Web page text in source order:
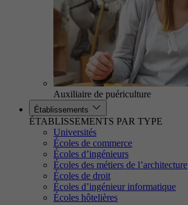
Auxiliaire de puériculture
Établissements
ÉTABLISSEMENTS PAR TYPE
Universités
Écoles de commerce
Écoles d’ingénieurs
Écoles des métiers de l’architecture
Écoles de droit
Écoles d’ingénieur informatique
Écoles hôtelières